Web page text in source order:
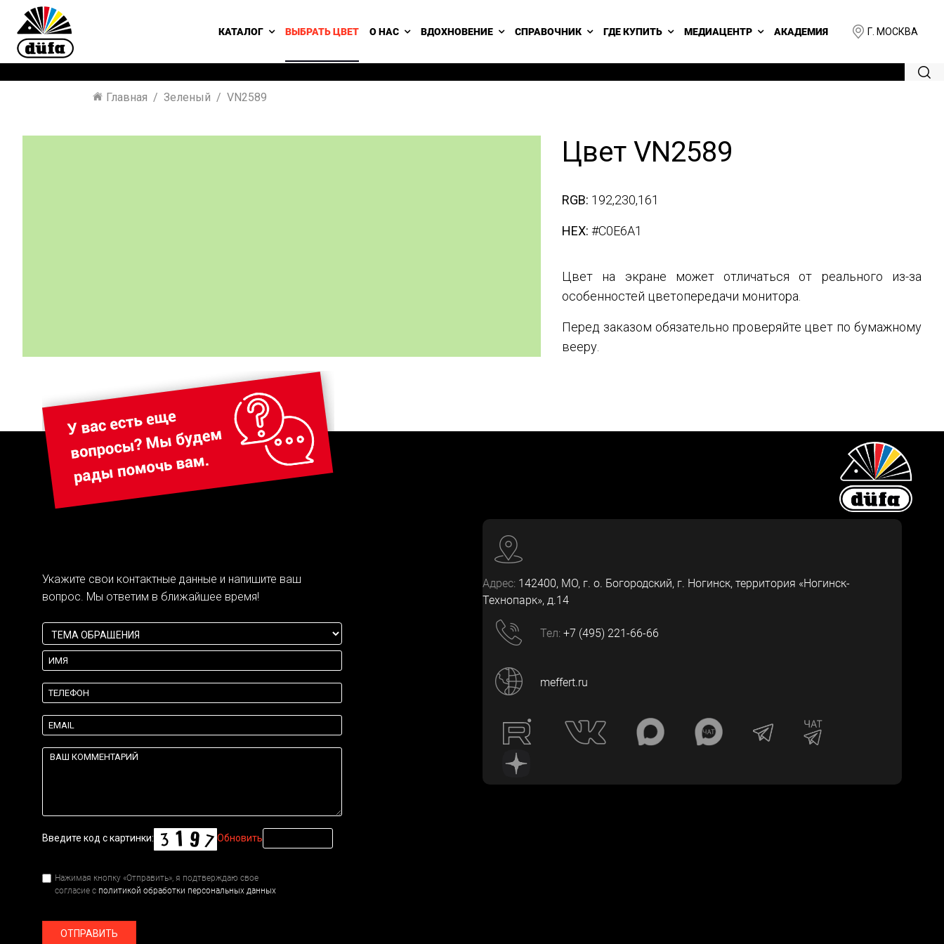
Г. МОСКВА
КАТАЛОГ ВЫБРАТЬ ЦВЕТ О НАС ВДОХНОВЕНИЕ СПРАВОЧНИК ГДЕ КУПИТЬ МЕДИАЦЕНТР АКАДЕМИЯ
Главная Зеленый VN2589
Цвет VN2589
RGB: 192,230,161
HEX: #C0E6A1
Цвет на экране может отличаться от реального из-за
особенностей цветопередачи монитора.
Перед заказом обязательно проверяйте цвет по бумажному
вееру.
Укажите свои контактные данные и напишите ваш
вопрос. Мы ответим в ближайшее время!
Введите код с картинки: Обновить
Нажимая кнопку «Отправить», я подтверждаю свое
согласие с политикой обработки персональных данных
ОТПРАВИТЬ
Адрес: 142400, МО, г. о. Богородский, г. Ногинск, территория «Ногинск-
Технопарк», д.14
Тел: +7 (495) 221-66-66
meffert.ru